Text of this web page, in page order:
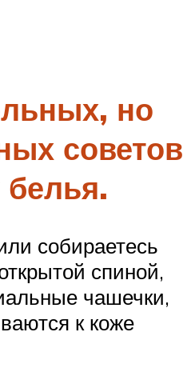
но
советов
собираетесь
спиной,
чашечки,
к коже